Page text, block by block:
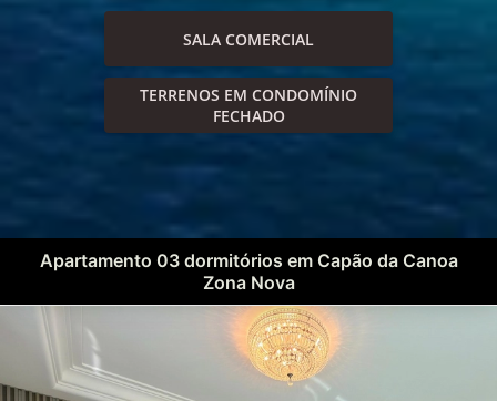
SALA COMERCIAL
TERRENOS EM CONDOMÍNIO
FECHADO
Apartamento 03 dormitórios em Capão da Canoa
Zona Nova